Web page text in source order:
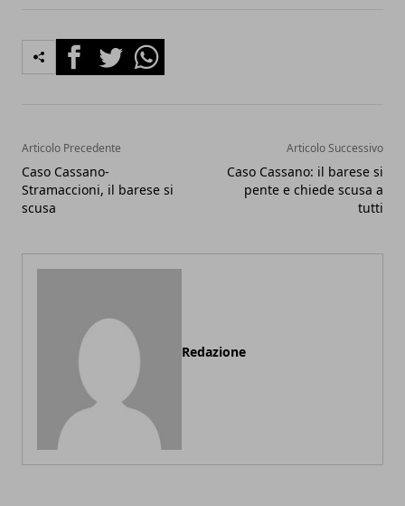
FacebookTwitterWhatsapp
Articolo Precedente
Caso Cassano-
Stramaccioni, il barese si
scusa
Articolo Successivo
Caso Cassano: il barese si
pente e chiede scusa a
tutti
Redazione